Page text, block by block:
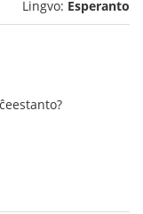
Lingvo: Esperanto